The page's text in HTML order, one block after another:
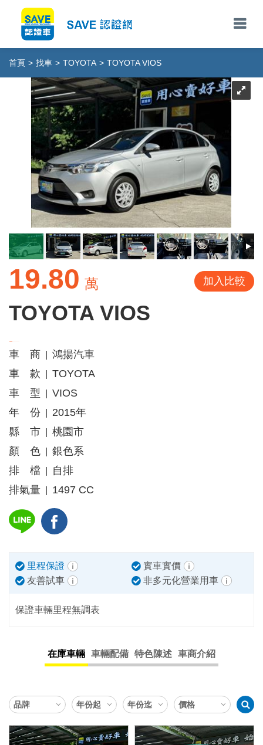
首頁 > 找車 > TOYOTA > TOYOTA VIOS
19.80 萬 加入比較
TOYOTA VIOS
車 商
鴻揚汽車
車 款
TOYOTA
車 型
VIOS
年 份
2015年
縣 市
桃園市
顏 色
銀色系
排 檔
自排
排氣量
1497 CC
里程保證
實車實價
友善試車
非多元化營業用車
保證車輛里程無調表
在庫車輛 車輛配備 特色陳述 車商介紹